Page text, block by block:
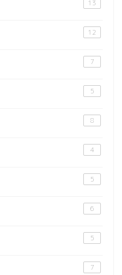
13
12
7
5
8
4
5
6
5
7